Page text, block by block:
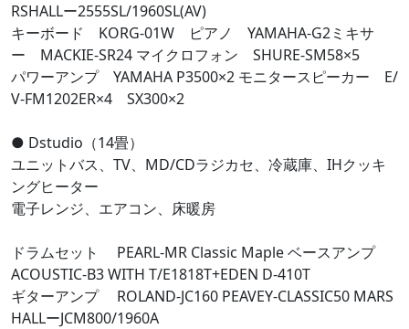
RSHALLー2555SL/1960SL(AV)
キーボード KORG-01W ピアノ YAMAHA-G2ミキサ
ー MACKIE-SR24 マイクロフォン SHURE-SM58×5
パワーアンプ YAMAHA P3500×2 モニタースピーカー E/
V-FM1202ER×4 SX300×2
● Dstudio（14畳）
ユニットバス、TV、MD/CDラジカセ、冷蔵庫、IHクッキ
ングヒーター
電子レンジ、エアコン、床暖房
ドラムセット PEARL-MR Classic Maple ベースアンプ
ACOUSTIC-B3 WITH T/E1818T+EDEN D-410T
ギターアンプ ROLAND-JC160 PEAVEY-CLASSIC50 MARS
HALLーJCM800/1960A